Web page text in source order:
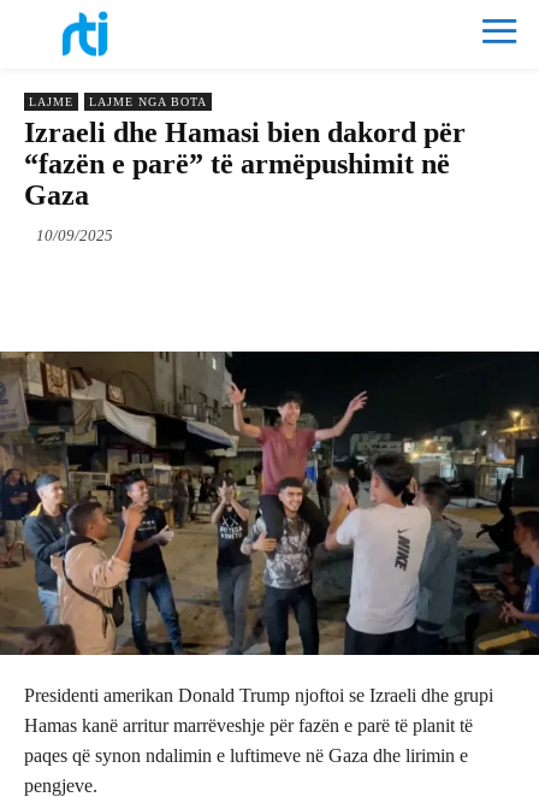
LAJME LAJME NGA BOTA
Izraeli dhe Hamasi bien dakord për
“fazën e parë” të armëpushimit në
Gaza
10/09/2025
Presidenti amerikan Donald Trump njoftoi se Izraeli dhe grupi
Hamas kanë arritur marrëveshje për fazën e parë të planit të
paqes që synon ndalimin e luftimeve në Gaza dhe lirimin e
pengjeve.